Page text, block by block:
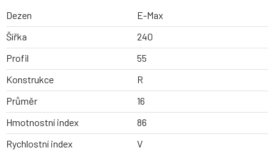
Dezen
E-Max
Šířka
240
Profil
55
Konstrukce
R
Průměr
16
Hmotnostní index
86
Rychlostní index
V